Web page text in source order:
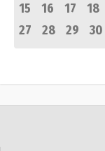
15
16 17 18
27
28 29 30